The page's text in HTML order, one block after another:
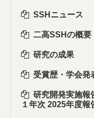
SSHニュース
二高SSHの概要
研究の成果
受賞歴・学会発
研究開発実施報
１年次 2025年度報